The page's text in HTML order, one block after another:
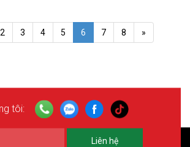
2 3 4 5 6 7 8 »
tôi:
Liên hệ